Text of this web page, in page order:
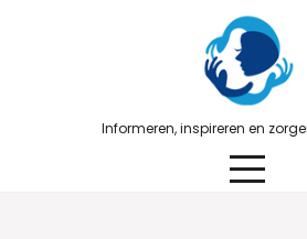
Informeren, inspireren en